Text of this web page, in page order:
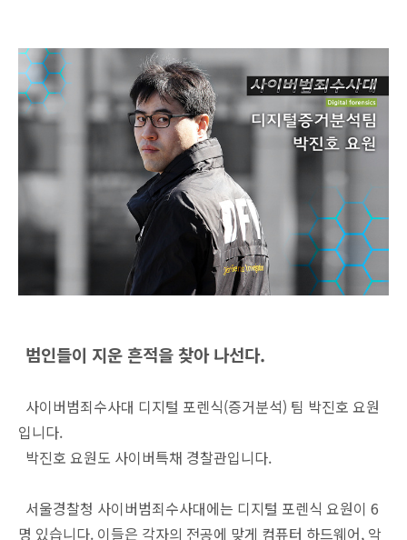
범인들이 지운 흔적을 찾아 나선다.
사이버범죄수사대 디지털 포렌식(증거분석) 팀 박진호 요원
입니다.
박진호 요원도 사이버특채 경찰관입니다.
서울경찰청 사이버범죄수사대에는 디지털 포렌식 요원이 6
명 있습니다. 이들은 각자의 전공에 맞게 컴퓨터 하드웨어, 악